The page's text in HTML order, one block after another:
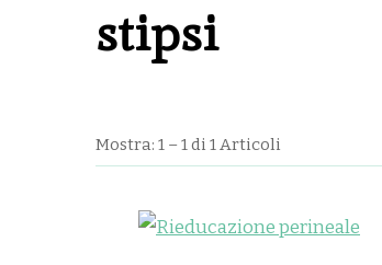
stipsi
Mostra: 1 – 1 di 1 Articoli